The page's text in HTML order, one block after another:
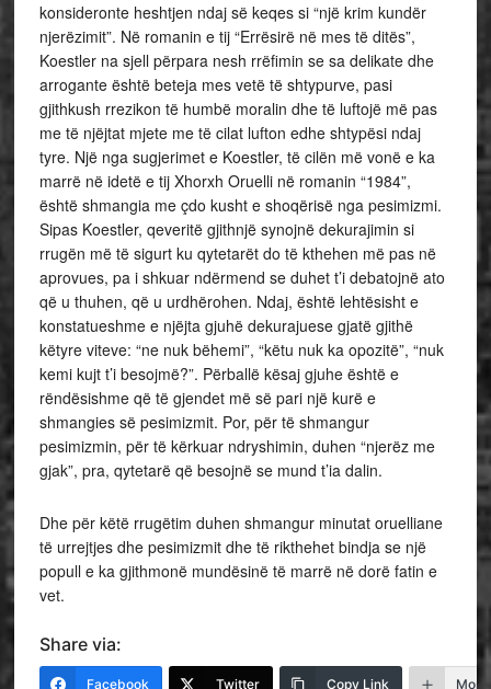
konsideronte heshtjen ndaj së keqes si “një krim kundër
njerëzimit”. Në romanin e tij “Errësirë në mes të ditës”,
Koestler na sjell përpara nesh rrëfimin se sa delikate dhe
arrogante është beteja mes vetë të shtypurve, pasi
gjithkush rrezikon të humbë moralin dhe të luftojë më pas
me të njëjtat mjete me të cilat lufton edhe shtypësi ndaj
tyre. Një nga sugjerimet e Koestler, të cilën më vonë e ka
marrë në idetë e tij Xhorxh Oruelli në romanin “1984”,
është shmangia me çdo kusht e shoqërisë nga pesimizmi.
Sipas Koestler, qeveritë gjithnjë synojnë dekurajimin si
rrugën më të sigurt ku qytetarët do të kthehen më pas në
aprovues, pa i shkuar ndërmend se duhet t’i debatojnë ato
që u thuhen, që u urdhërohen. Ndaj, është lehtësisht e
konstatueshme e njëjta gjuhë dekurajuese gjatë gjithë
këtyre viteve: “ne nuk bëhemi”, “këtu nuk ka opozitë”, “nuk
kemi kujt t’i besojmë?”. Përballë kësaj gjuhe është e
rëndësishme që të gjendet më së pari një kurë e
shmangies së pesimizmit. Por, për të shmangur
pesimizmin, për të kërkuar ndryshimin, duhen “njerëz me
gjak”, pra, qytetarë që besojnë se mund t’ia dalin.
Dhe për këtë rrugëtim duhen shmangur minutat oruelliane
të urrejtjes dhe pesimizmit dhe të rikthehet bindja se një
popull e ka gjithmonë mundësinë të marrë në dorë fatin e
vet.
Share via:
Facebook Twitter Copy Link More